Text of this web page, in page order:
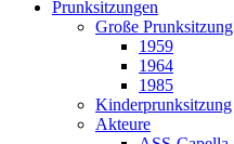
Prunksitzungen
Große Prunksitzung
1959
1964
1985
Kinderprunksitzung
Akteure